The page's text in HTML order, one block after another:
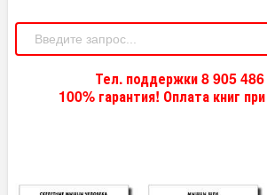
Тел. поддержки 8 905
100% гарантия! Оплата книг